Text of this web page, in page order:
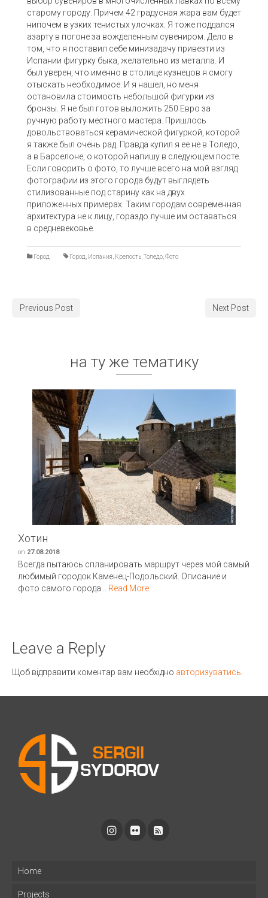
старому городу. Причем 42 градусная жара вам будет
нипочем в узких тенистых улочках. Я тоже поддался
азарту в погоне за вожделенным сувениром. Дело в
том, что я поставил себе минизадачу привезти из
Испании фигурку быка, желательно из металла. И
был уверен, что именно в столице кузнецов я смогу
отыскать необходимое. И я нашел, но меня
остановила стоимость небольшой фигурки из
бронзы. Я не был готов выложить 250 Евро за
ручную работу местного мастера. Пришлось
довольствоваться керамической фигуркой, которой
я также был очень рад. Правда купил я ее не в Толедо,
а в Барселоне, о которой напишу в следующем посте.
Если говорить о фото, то лучше всего на мой взгляд
фотографии из этого города будут выглядеть
стилизованные под старину как на двух
приложенных примерах. Таким городам современная
архитектура не к лицу, гораздо лучше им оставаться
в средневековье.
Город Город Испания Крепость Толедо Фото
Previous Post Next Post
на ту же тематику
Хотин
on 27.08.2018
Всегда пытаюсь спланировать маршрут через мой самый
любимый городок Каменец-Подольский. Описание и
фото самого города... Read More
Leave a Reply
Щоб відправити коментар вам необхідно авторизуватись
Home
Projects